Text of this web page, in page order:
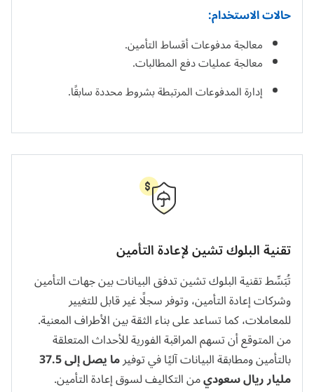
حالات الاستخدام:
معالجة مدفوعات أقساط التأمين.
معالجة عمليات دفع المطالبات.
إدارة المدفوعات المرتبطة بشروط محددة سابقًا.
تقنية البلوك تشين لإعادة التأمين
تُبَسِّط تقنية البلوك تشين تدفق البيانات بين جهات التأمين
وشركات إعادة التأمين، وتوفر سجلًا غير قابل للتغيير
للمعاملات، كما تساعد على بناء الثقة بين الأطراف المعنية.
من المتوقع أن تسهم المراقبة الفورية للأحداث المتعلقة
بالتأمين ومطابقة البيانات آليًا في توفير
ما يصل إلى 37.5
مليار ريال سعوديمن التكاليف لسوق إعادة التأمين.